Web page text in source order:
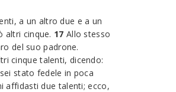
a un altro due e a un
altri cinque. 17 Allo stesso
del suo padrone.
cinque talenti, dicendo:
stato fedele in poca
affidasti due talenti; ecco,